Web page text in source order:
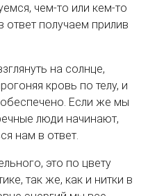
чем-то или кем-то
получаем прилив
на солнце,
кровь по телу, и
Если же мы
люди начинают,
нам в ответ.
это по цвету
так же, как и нитки в